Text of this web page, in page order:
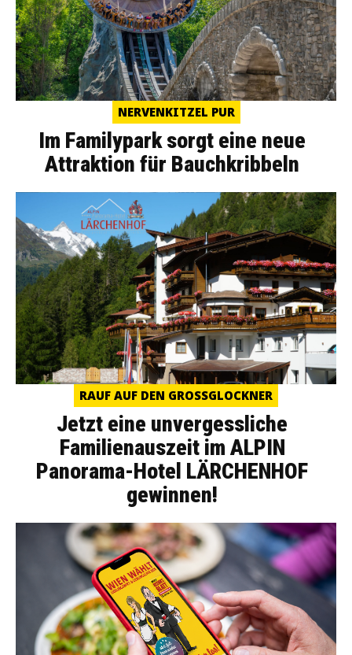
NERVENKITZEL PUR
Im Familypark sorgt eine neue
Attraktion für Bauchkribbeln
RAUF AUF DEN GROSSGLOCKNER
Jetzt eine unvergessliche
Familienauszeit im ALPIN
Panorama-Hotel LÄRCHENHOF
gewinnen!